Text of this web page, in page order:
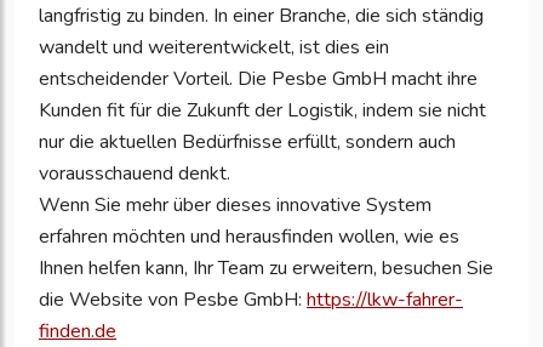
langfristig zu binden. In einer Branche, die sich ständig
wandelt und weiterentwickelt, ist dies ein
entscheidender Vorteil. Die Pesbe GmbH macht ihre
Kunden fit für die Zukunft der Logistik, indem sie nicht
nur die aktuellen Bedürfnisse erfüllt, sondern auch
vorausschauend denkt.
Wenn Sie mehr über dieses innovative System
erfahren möchten und herausfinden wollen, wie es
Ihnen helfen kann, Ihr Team zu erweitern, besuchen Sie
die Website von Pesbe GmbH: https://lkw-fahrer-
finden.de